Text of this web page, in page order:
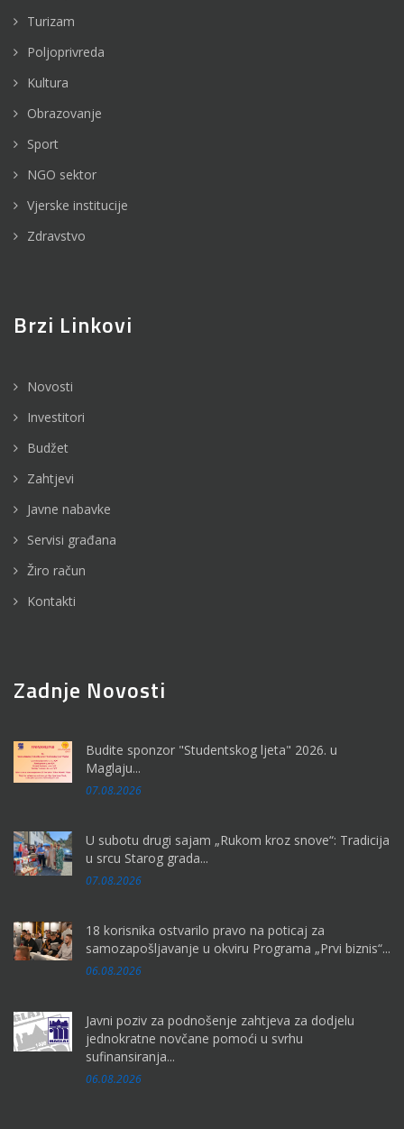
Turizam
Poljoprivreda
Kultura
Obrazovanje
Sport
NGO sektor
Vjerske institucije
Zdravstvo
Brzi Linkovi
Novosti
Investitori
Budžet
Zahtjevi
Javne nabavke
Servisi građana
Žiro račun
Kontakti
Zadnje Novosti
Budite sponzor "Studentskog ljeta" 2026. u
Maglaju...
07.08.2026
U subotu drugi sajam „Rukom kroz snove“: Tradicija
u srcu Starog grada...
07.08.2026
18 korisnika ostvarilo pravo na poticaj za
samozapošljavanje u okviru Programa „Prvi biznis“...
06.08.2026
Javni poziv za podnošenje zahtjeva za dodjelu
jednokratne novčane pomoći u svrhu
sufinansiranja...
06.08.2026